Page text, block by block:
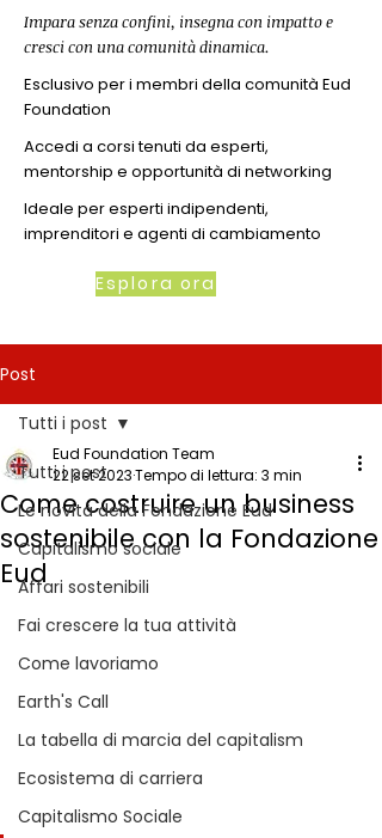
Impara senza confini, insegna con impatto e
cresci con una comunità dinamica.
Esclusivo per i membri della comunità Eud
Foundation
Accedi a corsi tenuti da esperti,
mentorship e opportunità di networking
Ideale per esperti indipendenti,
imprenditori e agenti di cambiamento
Esplora ora
Post
Tutti i post
Le novità della Fondazione Eud
Capitalismo sociale
Affari sostenibili
Fai crescere la tua attività
Come lavoriamo
Earth's Call
La tabella di marcia del capitalism
Ecosistema di carriera
Capitalismo Sociale
Tutti i post
Come costruire un business
sostenibile con la Fondazione
Eud
Eud Foundation Team
22 set 2023Tempo di lettura: 3 min